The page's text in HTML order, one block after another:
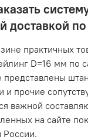
доставкой
практичных
D=16 мм по
представлены
и прочие
важной
на сайте
России.